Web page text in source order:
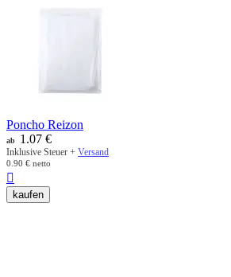
Poncho Reizon
ab 1.07 €
Inklusive Steuer + Versand
0.90 € netto

kaufen